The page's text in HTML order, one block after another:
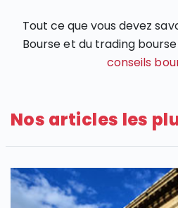
Tout ce que vous devez
Bourse et du trading
conseils
Nos articles les